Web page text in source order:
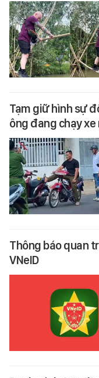
Tạm giữ hình sự
ông đang chạy
Thông báo quan
VNeID